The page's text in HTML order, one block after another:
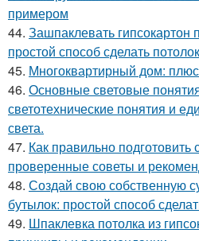
примером
44. Зашпаклевать гипсокартон
простой способ сделать
45. Многоквартирный дом:
46. Основные световые
светотехнические понятия и
света.
47. Как правильно подготовить
проверенные советы и
48. Создай свою собственную
бутылок: простой способ
49. Шпаклевка потолка из